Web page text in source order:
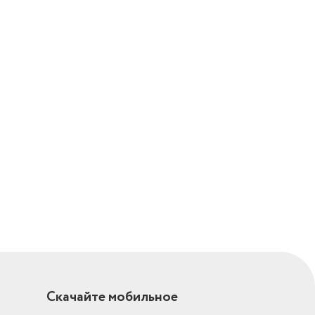
Скачайте мобильное